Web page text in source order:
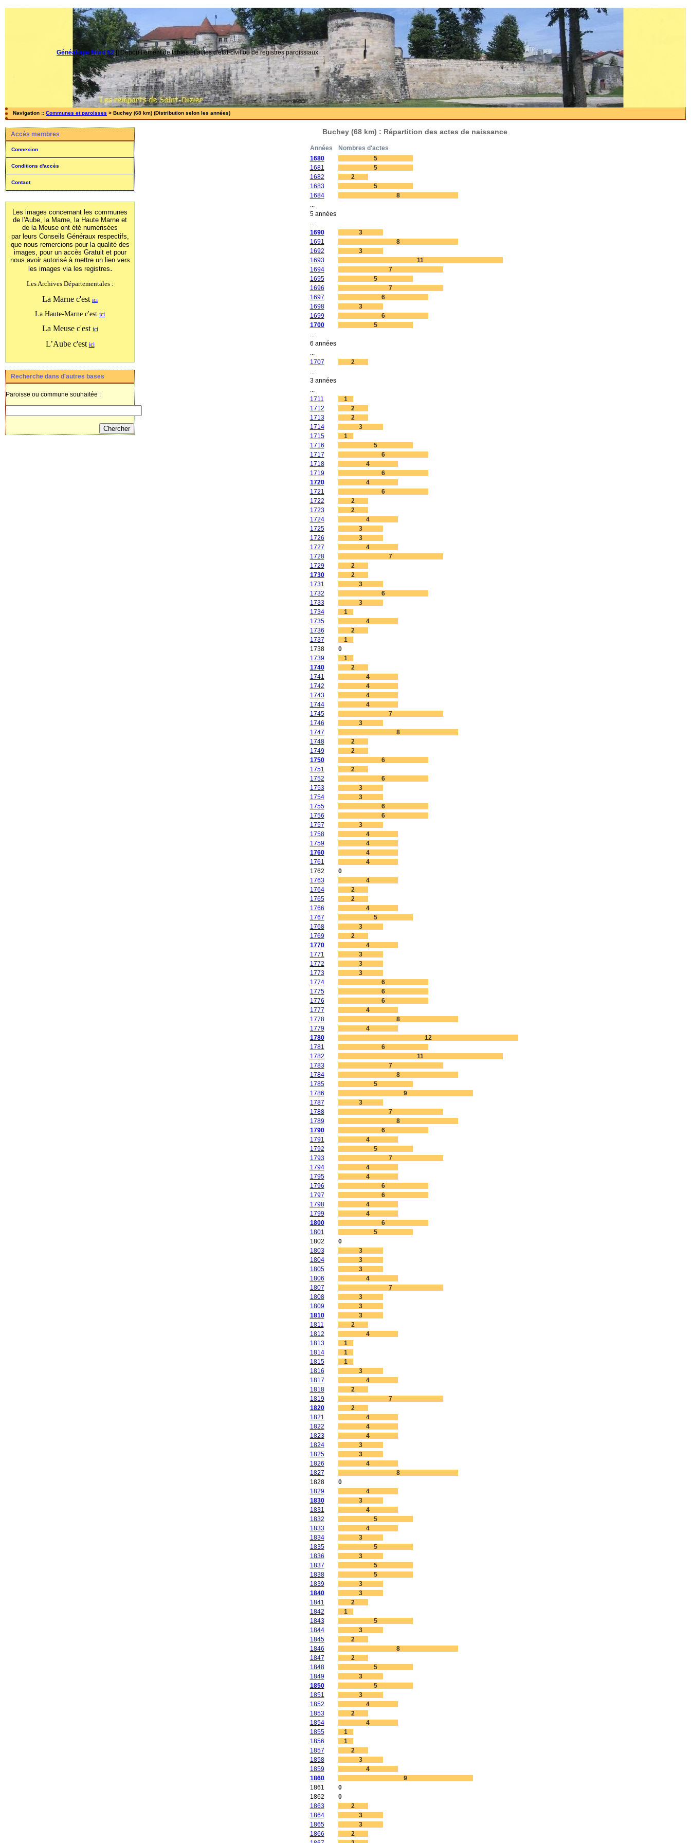
Généalogie Nord 52|| Dépouillement de tables et actes d'état-civil ou de registres paroissiaux
Navigation :: Communes et paroisses > Buchey (68 km) (Distribution selon les années)
Accès membres
Connexion
Conditions d'accès
Contact
Les images concernant les communes
de l'Aube, la Marne, la Haute Marne et
de la Meuse ont été numérisées
par leurs Conseils Généraux respectifs,
que nous remercions pour la qualité des
images, pour un accès Gratuit et pour
nous avoir autorisé à mettre un lien vers
les images via les registres.
Les Archives Départementales :
La Marne c'est ici
La Haute-Marne c'est ici
La Meuse c'est ici
L’Aube c'est ici
Recherche dans d'autres bases
Paroisse ou commune souhaitée :
Buchey (68 km) : Répartition des actes de naissance
Années
Nombres d'actes
1680
5
1681
5
1682
2
1683
5
1684
8
5 années
1690
3
1691
8
1692
3
1693
11
1694
7
1695
5
1696
7
1697
6
1698
3
1699
6
1700
5
6 années
1707
2
3 années
1711
1
1712
2
1713
2
1714
3
1715
1
1716
5
1717
6
1718
4
1719
6
1720
4
1721
6
1722
2
1723
2
1724
4
1725
3
1726
3
1727
4
1728
7
1729
2
1730
2
1731
3
1732
6
1733
3
1734
1
1735
4
1736
2
1737
1
1738
0
1739
1
1740
2
1741
4
1742
4
1743
4
1744
4
1745
7
1746
3
1747
8
1748
2
1749
2
1750
6
1751
2
1752
6
1753
3
1754
3
1755
6
1756
6
1757
3
1758
4
1759
4
1760
4
1761
4
1762
0
1763
4
1764
2
1765
2
1766
4
1767
5
1768
3
1769
2
1770
4
1771
3
1772
3
1773
3
1774
6
1775
6
1776
6
1777
4
1778
8
1779
4
1780
12
1781
6
1782
11
1783
7
1784
8
1785
5
1786
9
1787
3
1788
7
1789
8
1790
6
1791
4
1792
5
1793
7
1794
4
1795
4
1796
6
1797
6
1798
4
1799
4
1800
6
1801
5
1802
0
1803
3
1804
3
1805
3
1806
4
1807
7
1808
3
1809
3
1810
3
1811
2
1812
4
1813
1
1814
1
1815
1
1816
3
1817
4
1818
2
1819
7
1820
2
1821
4
1822
4
1823
4
1824
3
1825
3
1826
4
1827
8
1828
0
1829
4
1830
3
1831
4
1832
5
1833
4
1834
3
1835
5
1836
3
1837
5
1838
5
1839
3
1840
3
1841
2
1842
1
1843
5
1844
3
1845
2
1846
8
1847
2
1848
5
1849
3
1850
5
1851
3
1852
4
1853
2
1854
4
1855
1
1856
1
1857
2
1858
3
1859
4
1860
9
1861
0
1862
0
1863
2
1864
3
1865
3
1866
2